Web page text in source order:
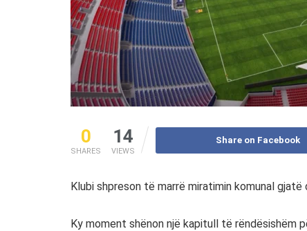
0
SHARES
14
VIEWS
Share on Facebook
Klubi shpreson të marrë miratimin komunal
Ky moment shënon një kapitull të rëndësishëm